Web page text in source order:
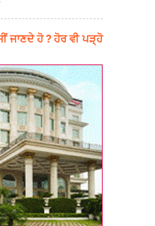
ਜਾਣਦੇ ਹੋ ? ਹੋਰ ਵੀ ਪੜ੍ਹੋ